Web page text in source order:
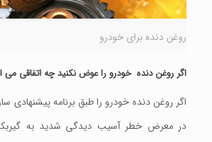
روغن دنده برای خودرو
اگر روغن دنده خودرو را عوض نکنید چه اتفاقی می
اگر روغن دنده خودرو را طبق برنامه پیشنهادی
در معرض خطر آسیب ديدگی شدید به